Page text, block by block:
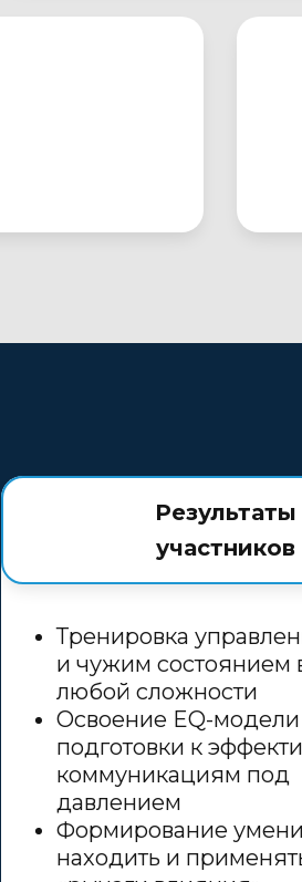
Результаты
участников
Тренировка
и чужим состоянием
любой сложности
Освоение EQ-модели
подготовки к
коммуникациям под
давлением
Формирование
находить и